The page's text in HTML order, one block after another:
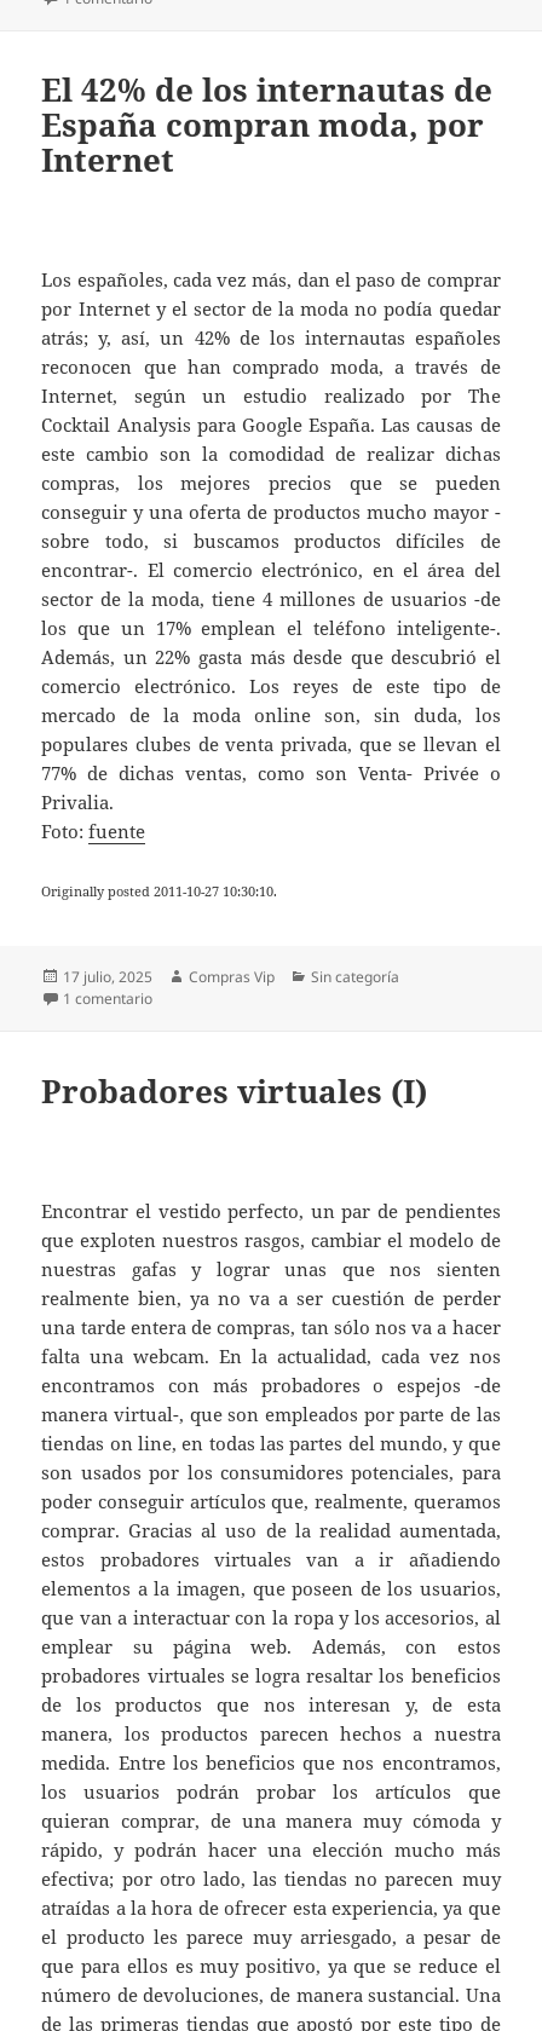
El 42% de los internautas de
España compran moda, por
Internet
Los españoles, cada vez más, dan el paso de comprar
por Internet y el sector de la moda no podía quedar
atrás; y, así, un 42% de los internautas españoles
reconocen que han comprado moda, a través de
Internet, según un estudio realizado por The
Cocktail Analysis para Google España. Las causas de
este cambio son la comodidad de realizar dichas
compras, los mejores precios que se pueden
conseguir y una oferta de productos mucho mayor -
sobre todo, si buscamos productos difíciles de
encontrar-. El comercio electrónico, en el área del
sector de la moda, tiene 4 millones de usuarios -de
los que un 17% emplean el teléfono inteligente-.
Además, un 22% gasta más desde que descubrió el
comercio electrónico. Los reyes de este tipo de
mercado de la moda online son, sin duda, los
populares clubes de venta privada, que se llevan el
77% de dichas ventas, como son Venta- Privée o
Privalia.
Foto:fuente
Originally posted 2011-10-27 10:30:10.
Publicado
el
17 julio, 2025 Autor
Compras Vip Categorías
Sin categoría
1 comentarioen El 42% de los internautas de España compran moda,
Probadores virtuales (I)
Encontrar el vestido perfecto, un par de pendientes
que exploten nuestros rasgos, cambiar el modelo de
nuestras gafas y lograr unas que nos sienten
realmente bien, ya no va a ser cuestión de perder
una tarde entera de compras, tan sólo nos va a hacer
falta una webcam. En la actualidad, cada vez nos
encontramos con más probadores o espejos -de
manera virtual-, que son empleados por parte de las
tiendas on line, en todas las partes del mundo, y que
son usados por los consumidores potenciales, para
poder conseguir artículos que, realmente, queramos
comprar. Gracias al uso de la realidad aumentada,
estos probadores virtuales van a ir añadiendo
elementos a la imagen, que poseen de los usuarios,
que van a interactuar con la ropa y los accesorios, al
emplear su página web. Además, con estos
probadores virtuales se logra resaltar los beneficios
de los productos que nos interesan y, de esta
manera, los productos parecen hechos a nuestra
medida. Entre los beneficios que nos encontramos,
los usuarios podrán probar los artículos que
quieran comprar, de una manera muy cómoda y
rápido, y podrán hacer una elección mucho más
efectiva; por otro lado, las tiendas no parecen muy
atraídas a la hora de ofrecer esta experiencia, ya que
el producto les parece muy arriesgado, a pesar de
que para ellos es muy positivo, ya que se reduce el
número de devoluciones, de manera sustancial. Una
de las primeras tiendas que apostó por este tipo de